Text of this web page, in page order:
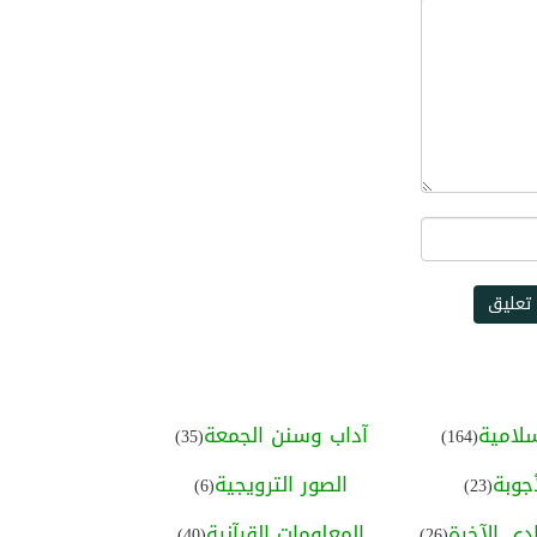
#من يُحرم الرفق يُحرم الخير
#حفظ اللسان عن الكلام القبيح
(164) آداب وسنن الجمعة(35)
(23) الصور الترويجية(6)